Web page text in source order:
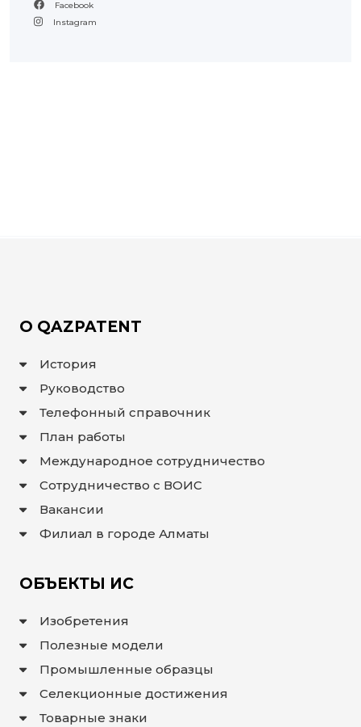
Facebook
Instagram
О QAZPATENT
История
Руководство
Телефонный справочник
План работы
Международное сотрудничество
Сотрудничество с ВОИС
Вакансии
Филиал в городе Алматы
ОБЪЕКТЫ ИС
Изобретения
Полезные модели
Промышленные образцы
Селекционные достижения
Товарные знаки